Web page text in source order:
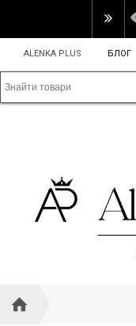
ALENKA PLUS БЛОГ